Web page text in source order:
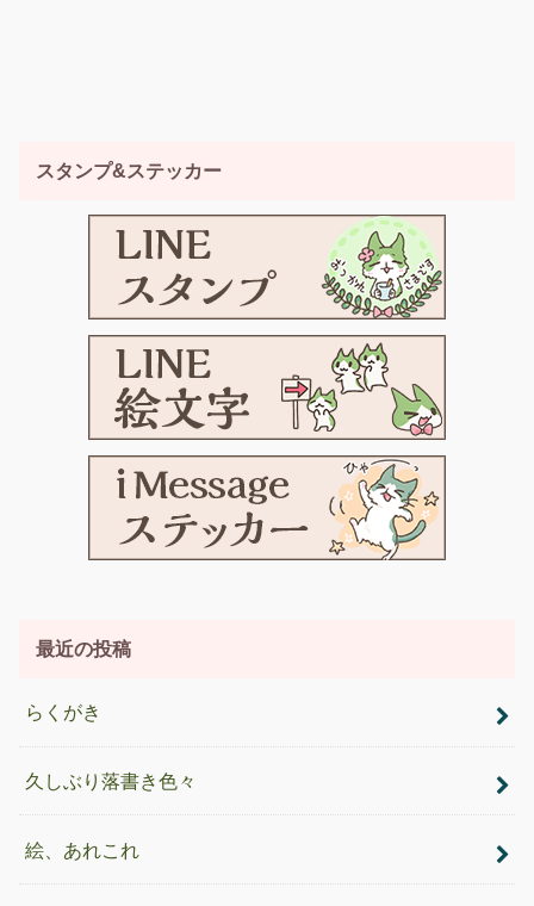
スタンプ&ステッカー
最近の投稿
らくがき
久しぶり落書き色々
絵、あれこれ